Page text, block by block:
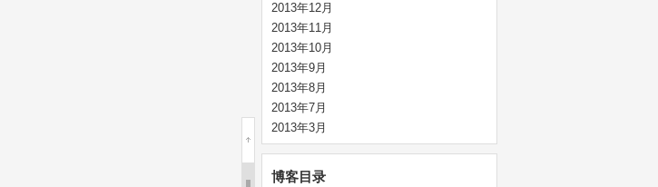
2013年12月
2013年11月
2013年10月
2013年9月
2013年8月
2013年7月
2013年3月
博客目录